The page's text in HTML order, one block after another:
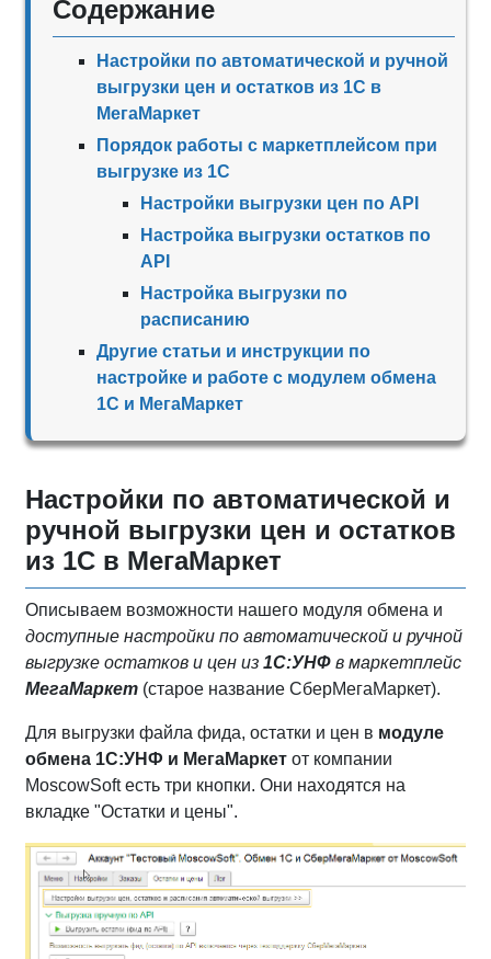
Содержание
Настройки по автоматической и ручной
выгрузки цен и остатков из 1С в
МегаМаркет
Порядок работы с маркетплейсом при
выгрузке из 1С
Настройки выгрузки цен по API
Настройка выгрузки остатков по
API
Настройка выгрузки по
расписанию
Другие статьи и инструкции по
настройке и работе с модулем обмена
1С и МегаМаркет
Настройки по автоматической и
ручной выгрузки цен и остатков
из 1С в МегаМаркет
Описываем возможности нашего модуля обмена и
доступные настройки по автоматической и ручной
выгрузке остатков и цен из 1С:УНФ в маркетплейс
МегаМаркет (старое название СберМегаМаркет).
Для выгрузки файла фида, остатки и цен в модуле
обмена 1С:УНФ и МегаМаркет от компании
MoscowSoft есть три кнопки. Они находятся на
вкладке "Остатки и цены".